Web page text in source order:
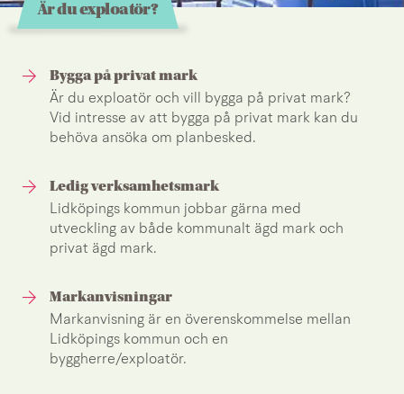
Är du exploatör?
Bygga på privat mark
Är du exploatör och vill bygga på privat mark?
Vid intresse av att bygga på privat mark kan du
behöva ansöka om planbesked.
Ledig verksamhetsmark
Lidköpings kommun jobbar gärna med
utveckling av både kommunalt ägd mark och
privat ägd mark.
Markanvisningar
Markanvisning är en överenskommelse mellan
Lidköpings kommun och en
byggherre/exploatör.